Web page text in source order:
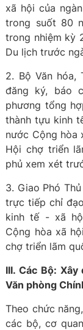
xã hội của
trong suốt 80
trong nhiệm kỳ
Du lịch trước
2. Bộ Văn
đăng ký, báo
phương tổng
thành tựu kinh
nước Cộng hòa
Hội chợ triển
phủ xem xét
3. Giao Phó
trực tiếp chỉ
kinh tế - xã
Cộng hòa xã
chợ triển lãm
III. Các Bộ:
Văn phòng
Theo chức
các bộ, cơ